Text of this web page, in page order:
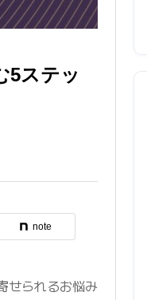
5ステッ
note
せられるお悩み